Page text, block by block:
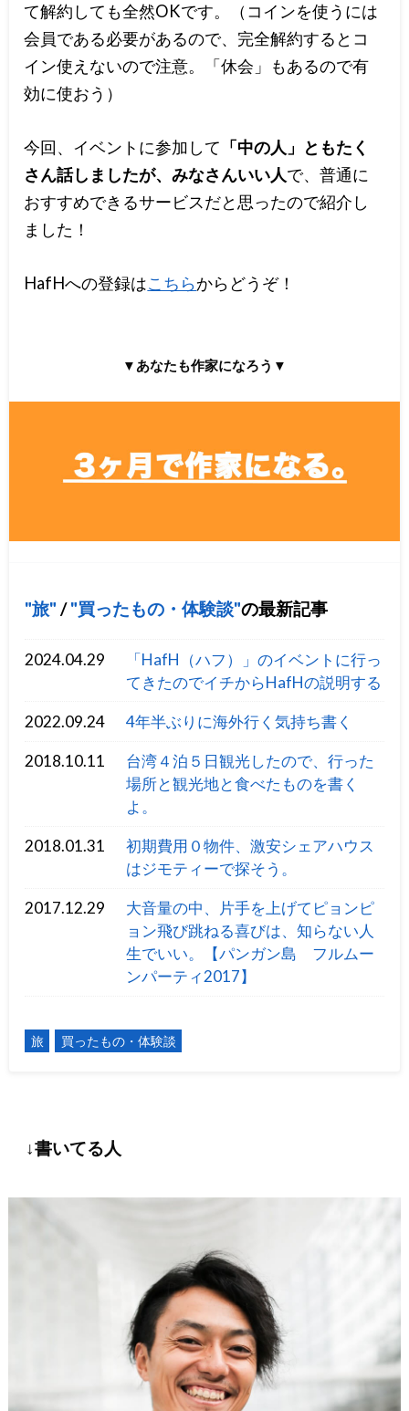
て解約しても全然OKです。（コインを使うには
会員である必要があるので、完全解約するとコ
イン使えないので注意。「休会」もあるので有
効に使おう）
今回、イベントに参加して 「中の人」ともたく
さん話しましたが、みなさんいい人で、普通に
おすすめできるサービスだと思ったので紹介し
ました！
HafHへの登録はこちらからどうぞ！
▼あなたも作家になろう▼
旅 / 買ったもの・体験談 の最新記事
2024.04.29
「HafH（ハフ）」のイベントに行っ
てきたのでイチからHafHの説明する
2022.09.24 4年半ぶりに海外行く気持ち書く
2018.10.11
台湾４泊５日観光したので、行った
場所と観光地と食べたものを書く
よ。
2018.01.31
初期費用０物件、激安シェアハウス
はジモティーで探そう。
2017.12.29
大音量の中、片手を上げてピョンピ
ョン飛び跳ねる喜びは、知らない人
生でいい。【パンガン島 フルムー
ンパーティ2017】
旅 買ったもの・体験談
↓書いてる人